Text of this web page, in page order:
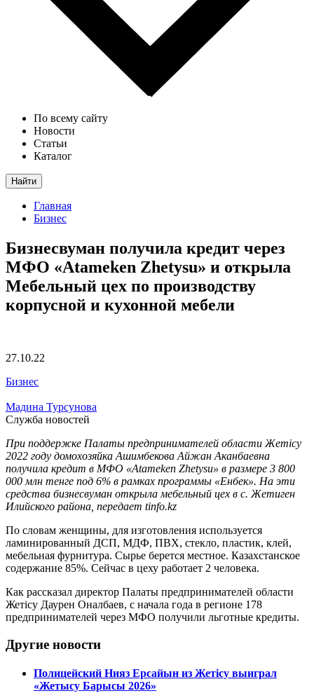
По всему сайту
Новости
Статьи
Каталог
Найти
Главная
Бизнес
Бизнесвуман получила кредит через
МФО «Atameken Zhetysu» и открыла
Мебельный цех по производству
корпусной и кухонной мебели
27.10.22
Бизнес
Мадина Турсунова
Служба новостей
При поддержке Палаты предпринимателей области Жетісу
2022 году домохозяйка Ашимбекова Айжан Аканбаевна
получила кредит в МФО «Atameken Zhetysu» в размере 3 800
000 млн тенге под 6% в рамках программы «Енбек». На эти
средства бизнесвуман открыла мебельный цех в с. Жетиген
Илийского района, передает tinfo.kz
По словам женщины, для изготовления используется
ламинированный ДСП, МДФ, ПВХ, стекло, пластик, клей,
мебельная фурнитура. Сырье берется местное. Казахстанское
содержание 85%. Сейчас в цеху работает 2 человека.
Как рассказал директор Палаты предпринимателей области
Жетісу Даурен Оналбаев, с начала года в регионе 178
предпринимателей через МФО получили льготные кредиты.
Другие новости
Полицейский Нияз Ерсайын из Жетісу выиграл
«Жетысу Барысы 2026»